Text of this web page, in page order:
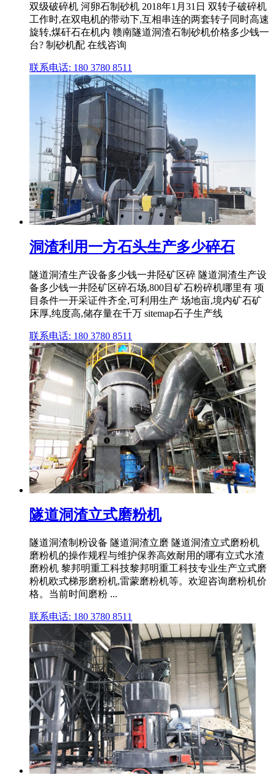
双级破碎机 河卵石制砂机 2018年1月31日 双转子破碎机
工作时,在双电机的带动下,互相串连的两套转子同时高速
旋转,煤矸石在机内 赣南隧道洞渣石制砂机价格多少钱一
台? 制砂机配 在线咨询
联系电话: 180 3780 8511
洞渣利用一方石头生产多少碎石
隧道洞渣生产设备多少钱一井陉矿区碎 隧道洞渣生产设
备多少钱一井陉矿区碎石场,800目矿石粉碎机哪里有 项
目条件一开采证件齐全,可利用生产 场地亩,境内矿石矿
床厚,纯度高,储存量在千万 sitemap石子生产线
联系电话: 180 3780 8511
隧道洞渣立式磨粉机
隧道洞渣制粉设备 隧道洞渣立磨 隧道洞渣立式磨粉机
磨粉机的操作规程与维护保养高效耐用的哪有立式水渣
磨粉机 黎邦明重工科技黎邦明重工科技专业生产立式磨
粉机欧式梯形磨粉机,雷蒙磨粉机等。欢迎咨询磨粉机价
格。当前时间磨粉 ...
联系电话: 180 3780 8511